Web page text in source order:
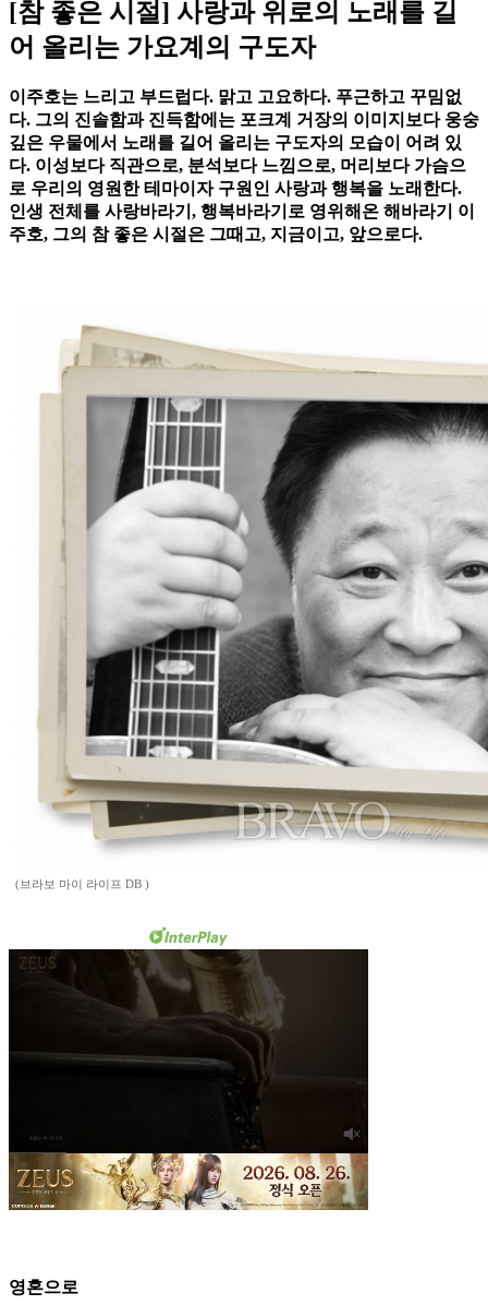
[참 좋은 시절] 사랑과 위로의 노래를 길
어 올리는 가요계의 구도자
이주호는 느리고 부드럽다. 맑고 고요하다. 푸근하고 꾸밈없
다. 그의 진솔함과 진득함에는 포크계 거장의 이미지보다 웅숭
깊은 우물에서 노래를 길어 올리는 구도자의 모습이 어려 있
다. 이성보다 직관으로, 분석보다 느낌으로, 머리보다 가슴으
로 우리의 영원한 테마이자 구원인 사랑과 행복을 노래한다.
인생 전체를 사랑바라기, 행복바라기로 영위해온 해바라기 이
주호, 그의 참 좋은 시절은 그때고, 지금이고, 앞으로다.
(브라보 마이 라이프 DB )
영혼으로